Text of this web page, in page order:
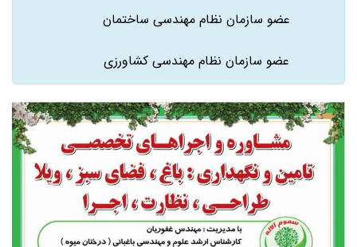
عضو سازمان نظام مهندسی ساختمان
عضو سازمان نظام مهندسی کشاورزی